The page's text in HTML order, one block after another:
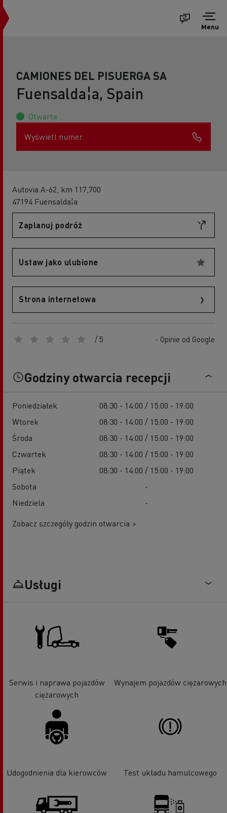
Menu
CAMIONES DEL PISUERGA SA
Fuensalda¦a, Spain
Otwarte
Wyświetl numer
Autovia A-62, km 117,700
47194 Fuensalda¦a
Zaplanuj podróż
Ustaw jako ulubione
Strona internetowa
/ 5 - Opinie od Google
Godziny otwarcia recepcji
Poniedziałek
08:30 - 14:00 / 15:00 - 19:00
Wtorek
08:30 - 14:00 / 15:00 - 19:00
Środa
08:30 - 14:00 / 15:00 - 19:00
Czwartek
08:30 - 14:00 / 15:00 - 19:00
Piątek
08:30 - 14:00 / 15:00 - 19:00
Sobota
-
Niedziela
-
Zobacz szczegóły godzin otwarcia >
Usługi
Serwis i naprawa pojazdów
ciężarowych
Wynajem pojazdów ciężarowych
Udogodnienia dla kierowców Test układu hamulcowego